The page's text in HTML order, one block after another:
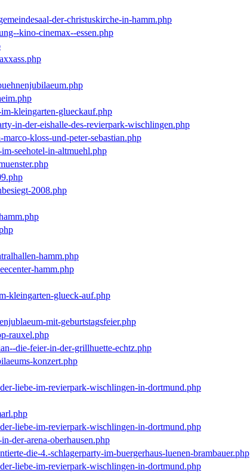
der-christuskirche-in-hamm.php
kino-cinemax--essen.php
kleingarten-glueckauf.php
in-der-eishalle-des-revierpark-wischlingen.php
kloss-und-peter-sebastian.php
seehotel-in-altmuehl.php
2008.php
hamm.php
hamm.php
kleingarten-glueck-auf.php
mit-geburtstagsfeier.php
rauxel.php
die-feier-in-der-grillhuette-echtz.php
konzert.php
liebe-im-revierpark-wischlingen-in-dortmund.php
liebe-im-revierpark-wischlingen-in-dortmund.php
der-arena-oberhausen.php
die-4.-schlagerparty-im-buergerhaus-luenen-brambauer.php
liebe-im-revierpark-wischlingen-in-dortmund.php